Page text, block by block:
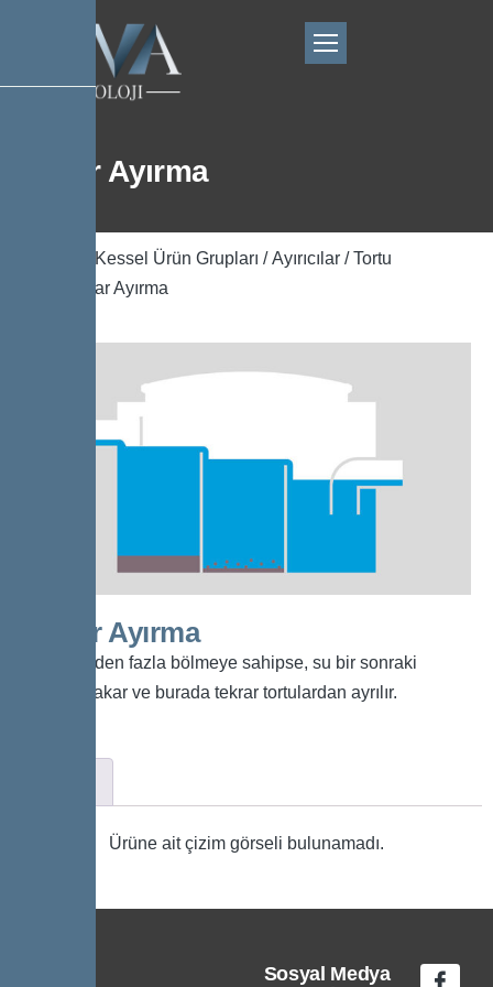
Tekrar Ayırma
Kessel Ürün Grupları /Ayırıcılar /Tortu
/ Tekrar Ayırma
Tekrar Ayırma
Ayırıcı birden fazla bölmeye sahipse, su bir sonraki
bölmeye akar ve burada tekrar tortulardan ayrılır.
Ürüne ait çizim görseli bulunamadı.
Sosyal Medya